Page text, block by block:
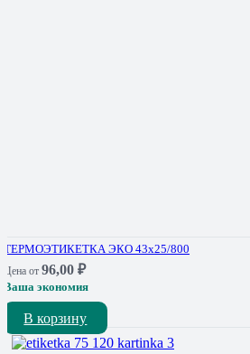
ТЕРМОЭТИКЕТКА ЭКО 43х25/800
Цена от 96,00 ₽
Ваша экономия
В корзину